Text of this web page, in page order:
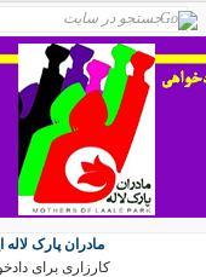
مادران پارک لاله
کارزاری برای